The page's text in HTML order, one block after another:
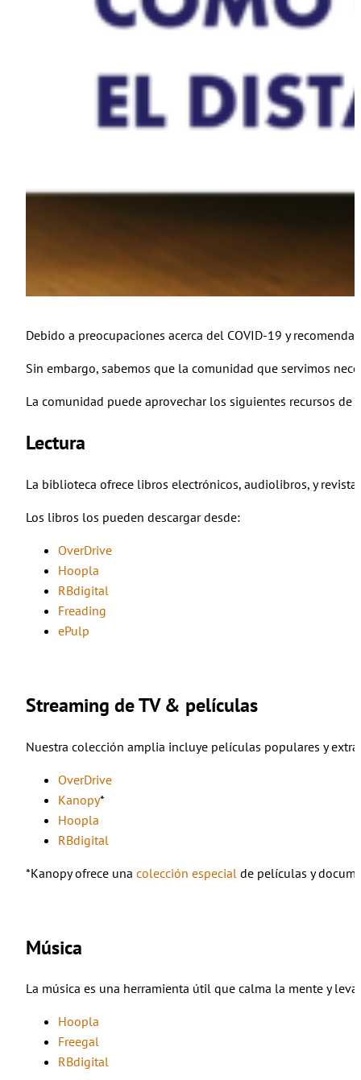
Debido a preocupaciones acerca del COVID-19 y
Sin embargo, sabemos que la comunidad que servimos
La comunidad puede aprovechar los siguientes recursos de
Lectura
La biblioteca ofrece libros electrónicos, audiolibros, y
Los libros los pueden descargar desde:
OverDrive
Hoopla
RBdigital
Freading
ePulp
Streaming de TV & películas
Nuestra colección amplia incluye películas populares y
OverDrive
Kanopy*
Hoopla
RBdigital
*Kanopy ofrece una colección especial de películas y
Música
La música es una herramienta útil que calma la mente y
Hoopla
Freegal
RBdigital